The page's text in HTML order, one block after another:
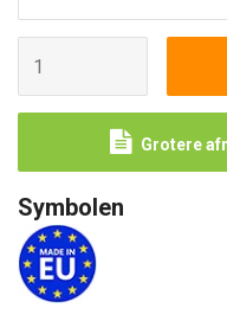
Grotere
Symbolen